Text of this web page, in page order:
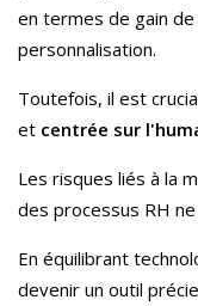
en termes de gain
personnalisation.
Toutefois, il est
et centrée sur
Les risques liés à la
des processus RH
En équilibrant
devenir un outil